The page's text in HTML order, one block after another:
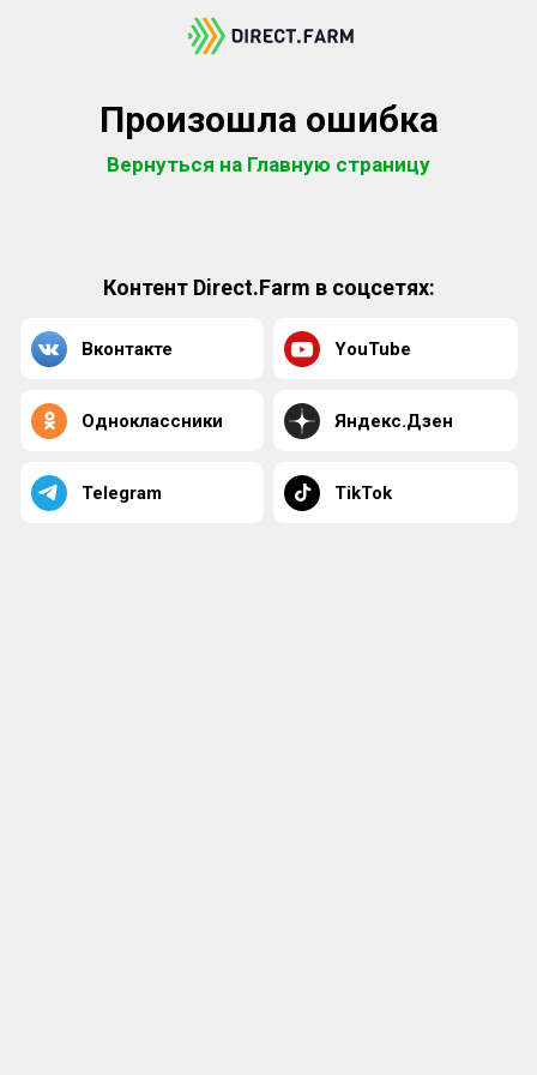
Произошла ошибка
Вернуться на Главную страницу
Контент Direct.Farm в соцсетях:
Вконтакте YouTube
Одноклассники Яндекс.Дзен
Telegram TikTok